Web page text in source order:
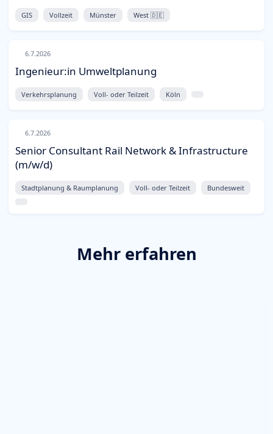
GIS Vollzeit Münster West 🇩🇪
6.7.2026
Ingenieur:in Umweltplanung
Verkehrsplanung Voll- oder Teilzeit Köln
6.7.2026
Senior Consultant Rail Network & Infrastructure
(m/w/d)
Stadtplanung & Raumplanung Voll- oder Teilzeit Bundesweit
Mehr erfahren